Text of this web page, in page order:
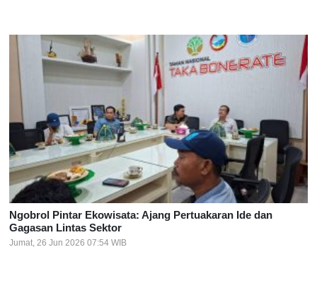
Ngobrol Pintar Ekowisata: Ajang Pertuakaran Ide dan
Gagasan Lintas Sektor
Jumat, 26 Jun 2026 07:54 WIB